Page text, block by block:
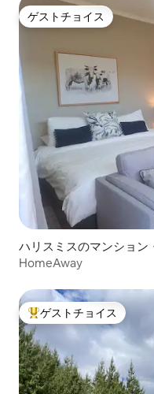
ゲストチョイス
ゲストチョイス
ハリスミスのマンション
HomeAway
大好評のゲストチョイス
ゲストチョイス